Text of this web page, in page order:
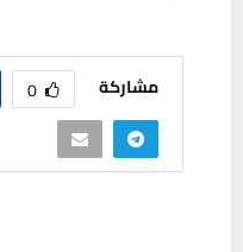
مشاركة 0